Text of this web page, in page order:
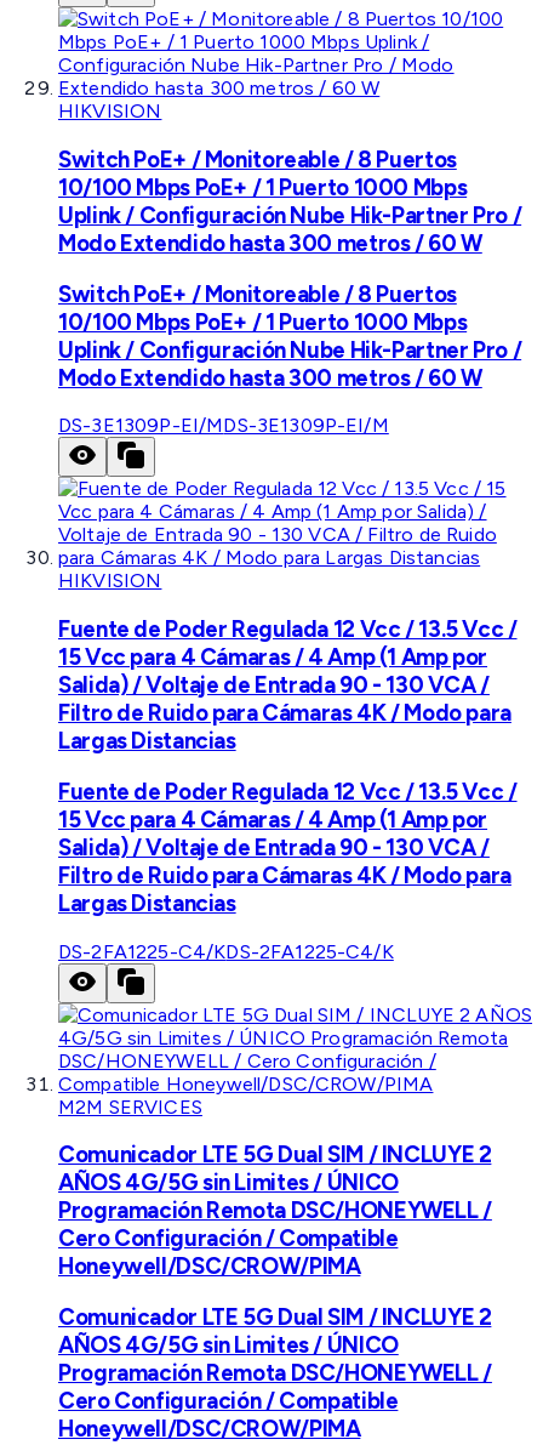
HIKVISION
Switch PoE+ / Monitoreable / 8 Puertos
10/100 Mbps PoE+ / 1 Puerto 1000 Mbps
Uplink / Configuración Nube Hik-Partner Pro /
Modo Extendido hasta 300 metros / 60 W
Switch PoE+ / Monitoreable / 8 Puertos
10/100 Mbps PoE+ / 1 Puerto 1000 Mbps
Uplink / Configuración Nube Hik-Partner Pro /
Modo Extendido hasta 300 metros / 60 W
DS-3E1309P-EI/MDS-3E1309P-EI/M
HIKVISION
Fuente de Poder Regulada 12 Vcc / 13.5 Vcc /
15 Vcc para 4 Cámaras / 4 Amp (1 Amp por
Salida) / Voltaje de Entrada 90 - 130 VCA /
Filtro de Ruido para Cámaras 4K / Modo para
Largas Distancias
Fuente de Poder Regulada 12 Vcc / 13.5 Vcc /
15 Vcc para 4 Cámaras / 4 Amp (1 Amp por
Salida) / Voltaje de Entrada 90 - 130 VCA /
Filtro de Ruido para Cámaras 4K / Modo para
Largas Distancias
DS-2FA1225-C4/KDS-2FA1225-C4/K
M2M SERVICES
Comunicador LTE 5G Dual SIM / INCLUYE 2
AÑOS 4G/5G sin Limites / ÚNICO
Programación Remota DSC/HONEYWELL /
Cero Configuración / Compatible
Honeywell/DSC/CROW/PIMA
Comunicador LTE 5G Dual SIM / INCLUYE 2
AÑOS 4G/5G sin Limites / ÚNICO
Programación Remota DSC/HONEYWELL /
Cero Configuración / Compatible
Honeywell/DSC/CROW/PIMA